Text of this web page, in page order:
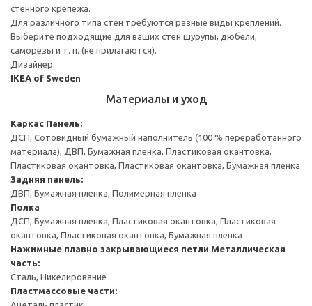
стенного крепежа.
Для различного типа стен требуются разные виды креплений.
Выберите подходящие для ваших стен шурупы, дюбели,
саморезы и т. п. (не прилагаются).
Дизайнер:
IKEA of Sweden
Материалы и уход
Каркас Панель:
ДСП, Сотовидный бумажный наполнитель (100 % переработанного
материала), ДВП, Бумажная пленка, Пластиковая окантовка,
Пластиковая окантовка, Пластиковая окантовка, Бумажная пленка
Задняя панель:
ДВП, Бумажная пленка, Полимерная пленка
Полка
ДСП, Бумажная пленка, Пластиковая окантовка, Пластиковая
окантовка, Пластиковая окантовка, Бумажная пленка
Нажимные плавно закрывающиеся петли Металлическая
часть:
Сталь, Никелирование
Пластмассовые части: